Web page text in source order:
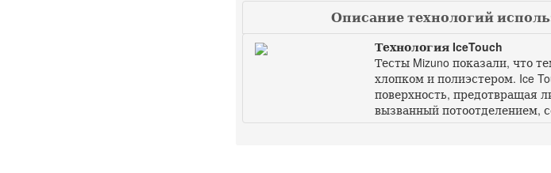
Описание технологий
Технология IceTouch
Тесты Mizuno показали, что
хлопком и полиэстером. Ice
поверхность, предотвращая
вызванный потоотделением,